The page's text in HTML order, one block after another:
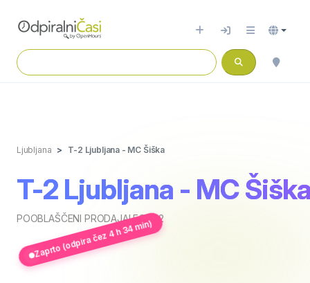
Ljubljana T-2 Ljubljana - MC Šiška
T-2 Ljubljana - MC
POOBLAŠČENI PRODAJALEC T-2
Zaprto (odpira čez 4 h 34 min)